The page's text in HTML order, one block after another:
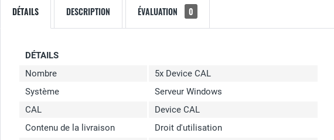
DÉTAILS DESCRIPTION ÉVALUATION 0
DÉTAILS
Nombre
5x Device CAL
Système
Serveur Windows
CAL
Device CAL
Contenu de la livraison
Droit d'utilisation